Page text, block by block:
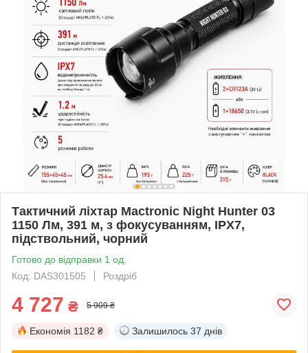
Тактичний ліхтар Mactronic Night Hunter 03
1150 Лм, 391 м, з фокусуванням, IPX7,
підствольний, чорний
Готово до відправки 1 од.
Код: DAS301505
Роздріб
4 727 ₴ 5 909 ₴
Економія 1182 ₴ Залишилось 37 днів